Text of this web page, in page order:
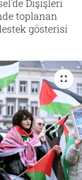
Dışişleri
toplanan
gösterisi